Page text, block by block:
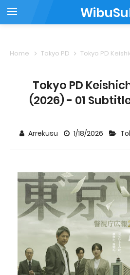
Home Tokyo PD Tokyo PD Keishicho
Tokyo PD
(2026) - 01
Arrekusu 1/18/2026